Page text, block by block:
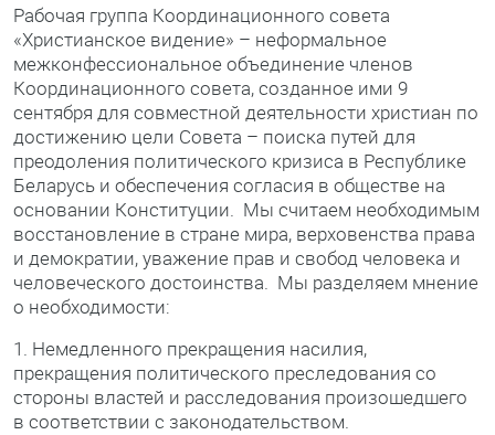
Рабочая группа Координационного совета
«Христианское видение» – неформальное
межконфессиональное объединение членов
Координационного совета, созданное ими 9
сентября для совместной деятельности христиан по
достижению цели Совета – поиска путей для
преодоления политического кризиса в Республике
Беларусь и обеспечения согласия в обществе на
основании Конституции. Мы считаем необходимым
восстановление в стране мира, верховенства права
и демократии, уважение прав и свобод человека и
человеческого достоинства. Мы разделяем мнение
о необходимости:
1. Немедленного прекращения насилия,
прекращения политического преследования со
стороны властей и расследования произошедшего
в соответствии с законодательством.